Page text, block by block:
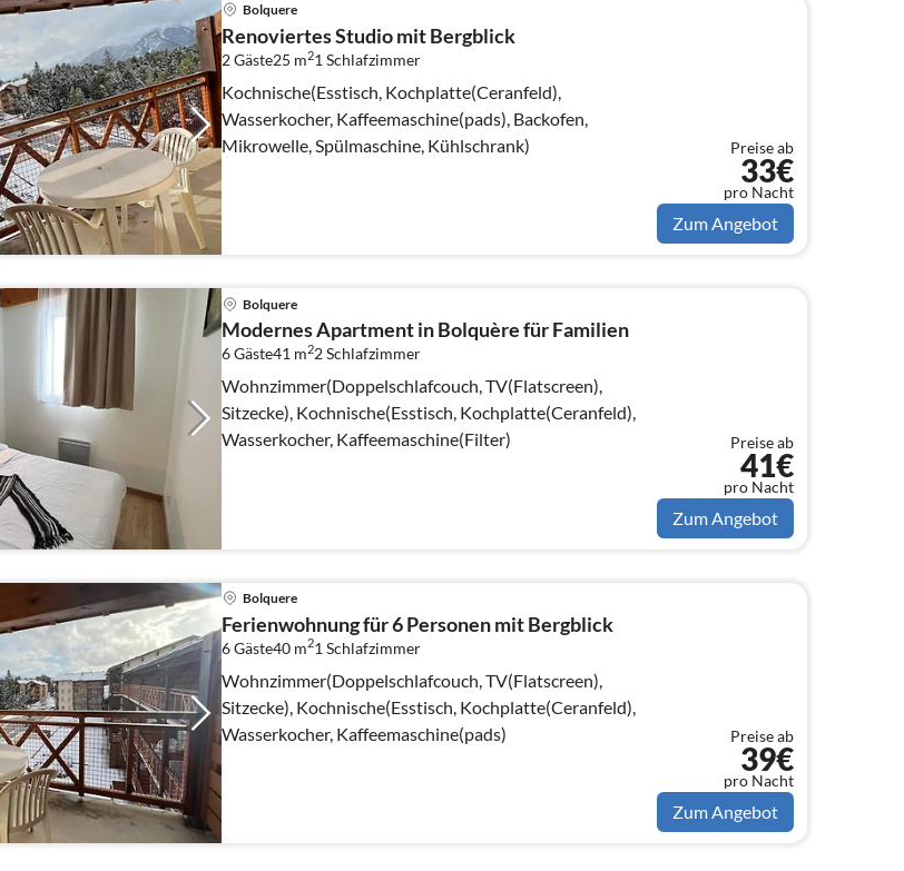
Bolquere
Renoviertes Studio mit Bergblick
2 Gäste25 m21 Schlafzimmer
Kochnische(Esstisch, Kochplatte(Ceranfeld),
Wasserkocher, Kaffeemaschine(pads), Backofen,
Mikrowelle, Spülmaschine, Kühlschrank)
Preise ab
33€
pro Nacht
Zum Angebot
Bolquere
Modernes Apartment in Bolquère für Familien
6 Gäste41 m22Schlafzimmer
Wohnzimmer(Doppelschlafcouch, TV(Flatscreen),
Sitzecke), Kochnische(Esstisch, Kochplatte(Ceranfeld),
Wasserkocher, Kaffeemaschine(Filter)
Preise ab
41€
pro Nacht
Zum Angebot
Bolquere
Ferienwohnung für 6 Personen mit Bergblick
6 Gäste40 m21 Schlafzimmer
Wohnzimmer(Doppelschlafcouch, TV(Flatscreen),
Sitzecke), Kochnische(Esstisch, Kochplatte(Ceranfeld),
Wasserkocher, Kaffeemaschine(pads)
Preise ab
39€
pro Nacht
Zum Angebot